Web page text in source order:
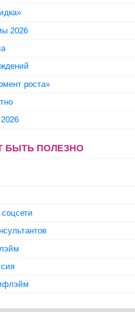
2026
роста»
БЫТЬ ПОЛЕЗНО